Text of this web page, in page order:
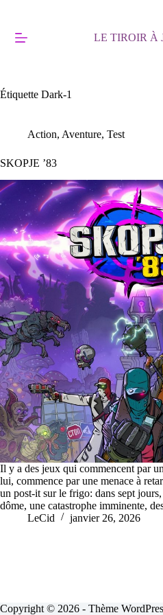
LE TIROIR À
Étiquette Dark-1
Action, Aventure, Test
SKOPJE ’83
Il y a des jeux qui commencent par
lui, commence par une menace à
un post-it sur le frigo: dans sept
dôme, une catastrophe imminente,
LeCid
janvier 26, 2026
Copyright © 2026 - Thème